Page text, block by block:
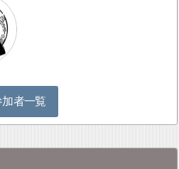
加者一覧